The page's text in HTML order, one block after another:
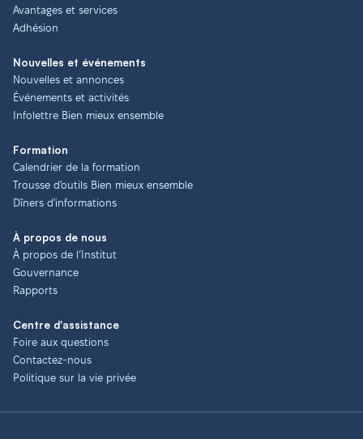
Avantages et services
Adhésion
Nouvelles et événements
Nouvelles et annonces
Événements et activités
Infolettre Bien mieux ensemble
Formation
Calendrier de la formation
Trousse d'outils Bien mieux ensemble
Dîners d'informations
À propos de nous
À propos de l’Institut
Gouvernance
Rapports
Centre d'assistance
Foire aux questions
Contactez-nous
Politique sur la vie privée